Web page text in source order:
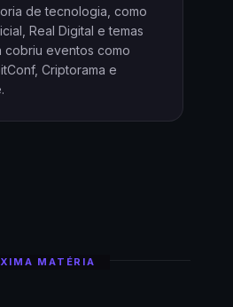
de tecnologia, como
Real Digital e temas
cobriu eventos como
Criptorama e
MATÉRIA